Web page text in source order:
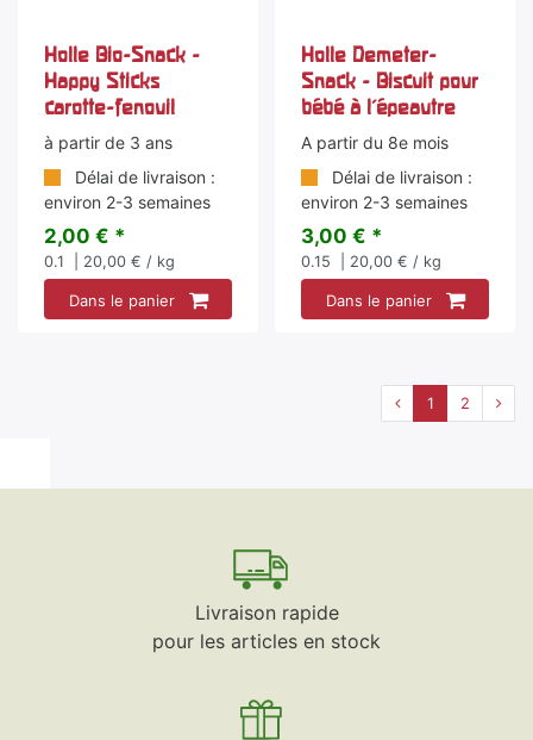
Holle Bio-Snack -
Happy Sticks
carotte-fenouil
à partir de 3 ans
Délai de livraison :
environ 2-3 semaines
2,00 € *
0.1 | 20,00 € / kg
Dans le panier
Holle Demeter-
Snack - Biscuit pour
bébé à l'épeautre
A partir du 8e mois
Délai de livraison :
environ 2-3 semaines
3,00 € *
0.15 | 20,00 € / kg
Dans le panier
1 2
Livraison rapide
pour les articles en stock